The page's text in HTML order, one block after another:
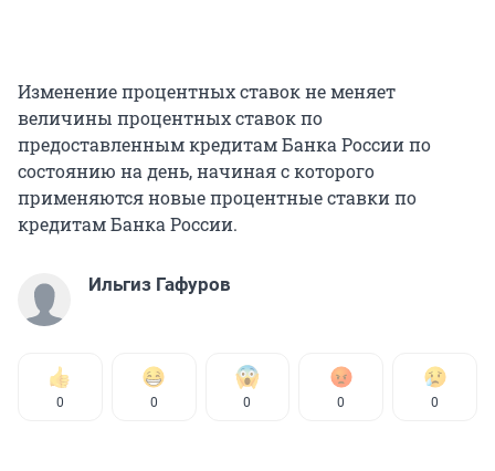
Изменение процентных ставок не меняет
величины процентных ставок по
предоставленным кредитам Банка России по
состоянию на день, начиная с которого
применяются новые процентные ставки по
кредитам Банка России.
Ильгиз Гафуров
0 0 0 0 0